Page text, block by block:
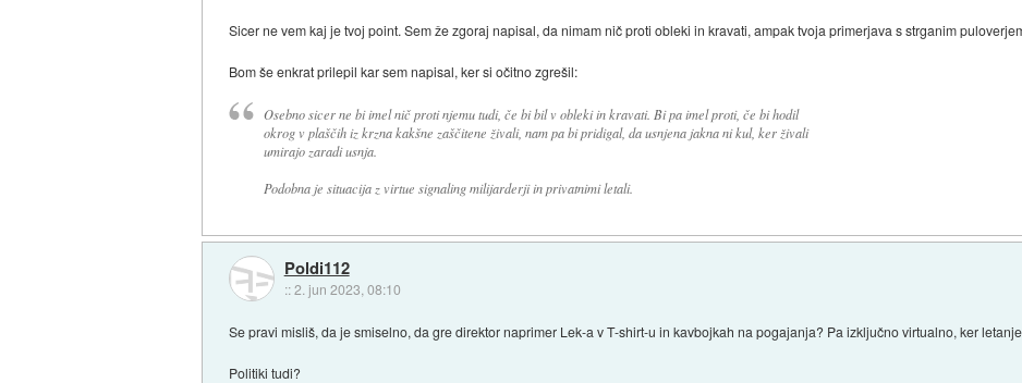
Sicer ne vem kaj je tvoj point. Sem že zgoraj napisal, da nimam nič proti obleki in kravati, ampak tvoja primerjava s strganim
Bom še enkrat prilepil kar sem napisal, ker si očitno zgrešil:
Osebno sicer ne bi imel nič proti njemu tudi, če bi bil v obleki in kravati. Bi pa imel proti, če bi hodil
okrog v plaščih iz krzna kakšne zaščitene živali, nam pa bi pridigal, da usnjena jakna ni kul, ker živali
umirajo zaradi usnja.
Podobna je situacija z virtue signaling milijarderji in privatnimi letali.
Poldi112
::2. jun 2023, 08:10
Se pravi misliš, da je smiselno, da gre direktor naprimer Lek-a v T-shirt-u in kavbojkah na pogajanja? Pa izključno virtualno, ker
Politiki tudi?